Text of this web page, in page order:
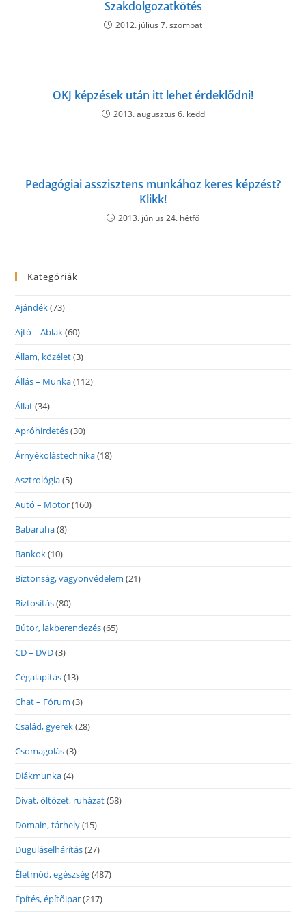
Szakdolgozatkötés
2012. július 7. szombat
OKJ képzések után itt lehet érdeklődni!
2013. augusztus 6. kedd
Pedagógiai asszisztens munkához keres képzést?
Klikk!
2013. június 24. hétfő
Kategóriák
Ajándék(73)
Ajtó – Ablak(60)
Állam, közélet(3)
Állás – Munka(112)
Állat(34)
Apróhirdetés(30)
Árnyékolástechnika(18)
Asztrológia(5)
Autó – Motor(160)
Babaruha(8)
Bankok(10)
Biztonság, vagyonvédelem (21)
Biztosítás(80)
Bútor, lakberendezés(65)
CD – DVD(3)
Cégalapítás(13)
Chat – Fórum (3)
Család, gyerek(28)
Csomagolás(3)
Diákmunka(4)
Divat, öltözet, ruházat(58)
Domain, tárhely(15)
Duguláselhárítás(27)
Életmód, egészség(487)
Építés, építőipar(217)